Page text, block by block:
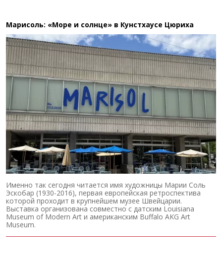
Марисоль: «Море и солнце» в Кунстхаусе Цюриха
Именно так сегодня читается имя художницы Марии Соль
Эскобар (1930-2016), первая европейская ретроспектива
которой проходит в крупнейшем музее Швейцарии.
Выставка организована совместно с датским Louisiana
Museum of Modern Art и американским Buffalo AKG Art
Museum.